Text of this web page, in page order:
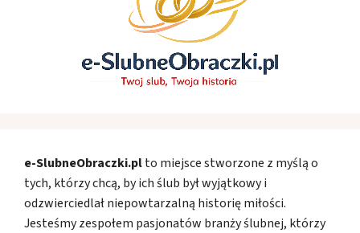
e-SlubneObraczki.plto miejsce stworzone z myślą o
tych, którzy chcą, by ich ślub był wyjątkowy i
odzwierciedlał niepowtarzalną historię miłości.
Jesteśmy zespołem pasjonatów branży ślubnej, którzy